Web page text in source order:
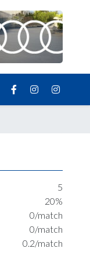
5
20%
0/match
0/match
0.2/match